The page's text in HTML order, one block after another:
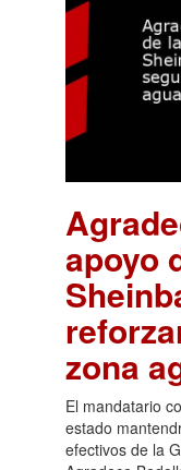
apoyo
zona
El mandatario
estado
efectivos de la